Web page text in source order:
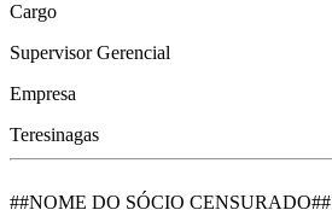
Cargo
Supervisor Gerencial
Empresa
Teresinagas
##NOME DO SÓCIO CENSURADO##